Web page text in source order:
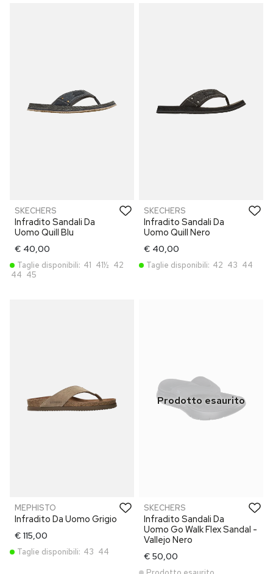
SKECHERS
Infradito Sandali Da
Uomo Quill Blu
€ 40,00
Taglie disponibili: 41 41½ 42
44 45
SKECHERS
Infradito Sandali Da
Uomo Quill Nero
€ 40,00
Taglie disponibili: 42 43 44
MEPHISTO
Infradito Da Uomo Grigio
€ 115,00
Taglie disponibili: 43 44
SKECHERS
Infradito Sandali Da
Uomo Go Walk Flex Sandal -
Vallejo Nero
€ 50,00